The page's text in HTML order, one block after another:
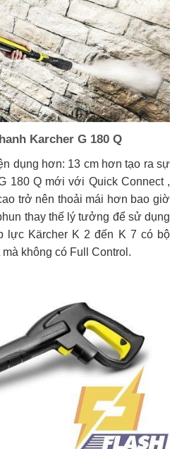
Karcher G 180 Q
dụng hơn: 13 cm hơn tạo ra sự
180 Q mới với Quick Connect,
trở nên thoải mái hơn bao giờ
thay thế lý tưởng để sử dụng
lực Kärcher K 2 đến K 7 có bộ
mà không có Full Control.